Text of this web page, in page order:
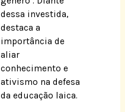
dessa investida,
destaca a
importância de
aliar
conhecimento e
ativismo na defesa
da educação laica.